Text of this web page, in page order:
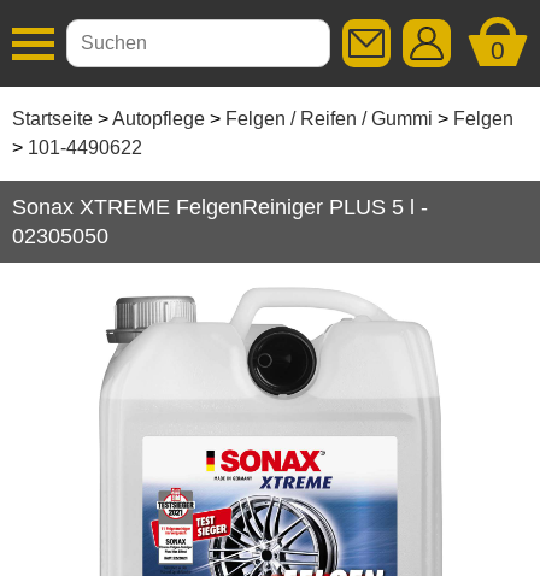
0
Startseite Autopflege Felgen / Reifen / Gummi
Felgen
101-4490622
Additive
Autopflege
Aussen / Lack
Fahrradpflege
Felgen / Reifen / Gummi
Felgen
Industrie / Handwerk
Sonax XTREME FelgenReiniger PLUS 5 l -
02305050